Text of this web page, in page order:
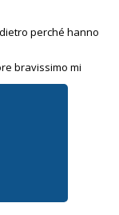
perché hanno
bravissimo mi
.